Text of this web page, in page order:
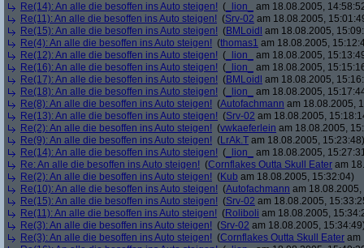
Re(14): An alle die besoffen ins Auto steigen! ( _lion_
am 18.08.2005,
Re(11): An alle die besoffen ins Auto steigen! (Srv-02 am 18.08.2005,
Re(15): An alle die besoffen ins Auto steigen! (BMLoidl am 18.08.2005,
Re(4): An alle die besoffen ins Auto steigen! (thomas1 am 18.08.2005,
Re(12): An alle die besoffen ins Auto steigen! ( _lion_
am 18.08.2005,
Re(16): An alle die besoffen ins Auto steigen! ( _lion_
am 18.08.2005,
Re(17): An alle die besoffen ins Auto steigen! (BMLoidl am 18.08.2005,
Re(18): An alle die besoffen ins Auto steigen! ( _lion_
am 18.08.2005,
Re(8): An alle die besoffen ins Auto steigen! (Autofachmann am 18.08.2005,
Re(13): An alle die besoffen ins Auto steigen! (Srv-02 am 18.08.2005,
Re(2): An alle die besoffen ins Auto steigen! (vwkaeferlein am 18.08.2005,
Re(9): An alle die besoffen ins Auto steigen! (LrAk.T am 18.08.2005, 15:23:48)
Re(14): An alle die besoffen ins Auto steigen! ( _lion_
am 18.08.2005,
Re: An alle die besoffen ins Auto steigen! (Cornflakes Outta Skull Eater am
Re(2): An alle die besoffen ins Auto steigen! (Kub am 18.08.2005, 15:32:04)
Re(10): An alle die besoffen ins Auto steigen! (Autofachmann am
Re(15): An alle die besoffen ins Auto steigen! (Srv-02 am 18.08.2005,
Re(11): An alle die besoffen ins Auto steigen! (Roliboli am 18.08.2005,
Re(3): An alle die besoffen ins Auto steigen! (Srv-02 am 18.08.2005,
Re(3): An alle die besoffen ins Auto steigen! (Cornflakes Outta Skull Eater am